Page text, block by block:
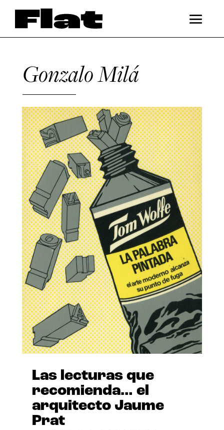
Gonzalo Milá
Las lecturas que
recomienda… el
arquitecto Jaume
Prat